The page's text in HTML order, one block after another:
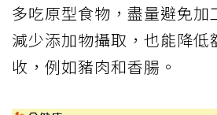
多吃原型食物，盡量避免加
減少添加物攝取，也能降低
收，例如豬肉和香腸。